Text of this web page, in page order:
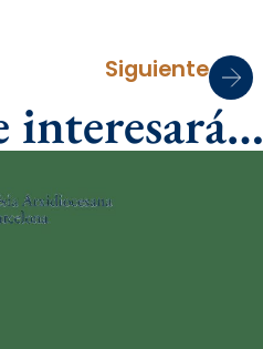
Siguiente
interesará…